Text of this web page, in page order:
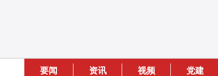
要闻 资讯 视频 党建